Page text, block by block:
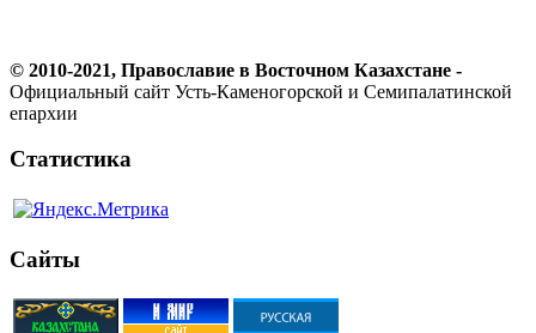
© 2010-2021, Православие в Восточном Казахстане -
Официальный сайт Усть-Каменогорской и Семипалатинской
епархии
Статистика
Сайты